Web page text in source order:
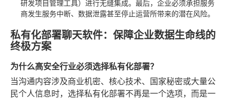
研发项目管理工具）进行无缝集成。最后，企业必须承担服务
商发生服务中断、数据泄露甚至停止运营所带来的潜在风险。
私有化部署聊天软件：保障企业数据生命线的
终极方案
为什么高安全行业必须选择私有化部署？
当沟通内容涉及商业机密、核心技术、国家秘密或大量公
民个人信息时，选择私有化部署不再是一个选项，而是一